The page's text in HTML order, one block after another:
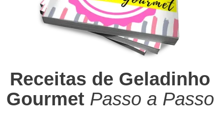
Receitas de Geladinho
Gourmet Passo a Passo